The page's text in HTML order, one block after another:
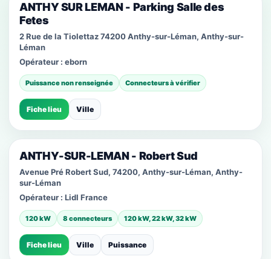
ANTHY SUR LEMAN - Parking Salle des
Fetes
2 Rue de la Tiolettaz 74200 Anthy-sur-Léman, Anthy-sur-
Léman
Opérateur : eborn
Puissance non renseignée Connecteurs à vérifier
Fiche lieu Ville
ANTHY-SUR-LEMAN - Robert Sud
Avenue Pré Robert Sud, 74200, Anthy-sur-Léman, Anthy-
sur-Léman
Opérateur : Lidl France
120 kW 8 connecteurs 120 kW, 22 kW, 32 kW
Fiche lieu Ville Puissance